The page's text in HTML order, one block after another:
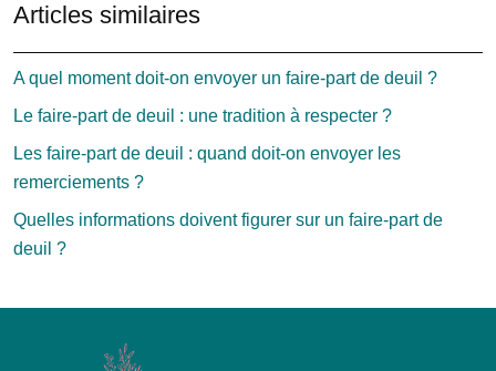
Articles similaires
A quel moment doit-on envoyer un faire-part de deuil ?
Le faire-part de deuil : une tradition à respecter ?
Les faire-part de deuil : quand doit-on envoyer les
remerciements ?
Quelles informations doivent figurer sur un faire-part de
deuil ?